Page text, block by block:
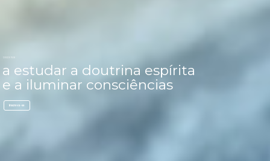
a estudar a doutrina espírita
e a iluminar consciências
inscreva-se